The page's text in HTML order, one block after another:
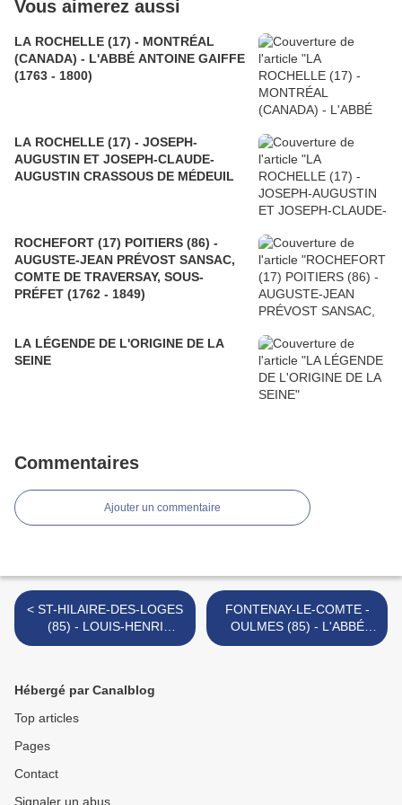
Vous aimerez aussi
LA ROCHELLE (17) - MONTRÉAL
(CANADA) - L'ABBÉ ANTOINE GAIFFE
(1763 - 1800)
LA ROCHELLE (17) - JOSEPH-
AUGUSTIN ET JOSEPH-CLAUDE-
AUGUSTIN CRASSOUS DE MÉDEUIL
ROCHEFORT (17) POITIERS (86) -
AUGUSTE-JEAN PRÉVOST SANSAC,
COMTE DE TRAVERSAY, SOUS-
PRÉFET (1762 - 1849)
LA LÉGENDE DE L'ORIGINE DE LA
SEINE
Commentaires
Ajouter un commentaire
< ST-HILAIRE-DES-LOGES
(85) - LOUIS-HENRI
DELAROY, UN VENDÉEN
TARBES
FONTENAY-LE-COMTE -
OULMES (85) - L'ABBÉ
JEAN ALLEAUME, CURÉ
Hébergé par Canalblog
Top articles
Pages
Contact
Signaler un abus